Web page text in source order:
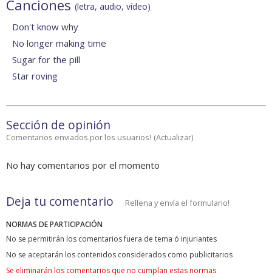
Canciones (letra, audio, vídeo)
Don't know why
No longer making time
Sugar for the pill
Star roving
Sección de opinión
Comentarios enviados por los usuarios! (Actualizar)
No hay comentarios por el momento
Deja tu comentario Rellena y envía el formulario!
NORMAS DE PARTICIPACIÓN
No se permitirán los comentarios fuera de tema ó injuriantes
No se aceptarán los contenidos considerados como publicitarios
Se eliminarán los comentarios que no cumplan estas normas